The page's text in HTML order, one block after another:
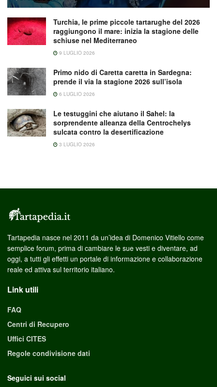
Turchia, le prime piccole tartarughe del 2026
raggiungono il mare: inizia la stagione delle
schiuse nel Mediterraneo
9 LUGLIO 2026
Primo nido di Caretta caretta in Sardegna:
prende il via la stagione 2026 sull’isola
6 LUGLIO 2026
Le testuggini che aiutano il Sahel: la
sorprendente alleanza della Centrochelys
sulcata contro la desertificazione
3 LUGLIO 2026
Tartapedia nasce nel 2011 da un’idea di Domenico Vitiello come
semplice forum, prima di cambiare le sue vesti e diventare, ad
oggi, a tutti gli effetti un portale di informazione e collaborazione
reale ed attiva sul territorio italiano.
Link utili
FAQ
Centri di Recupero
Uffici CITES
Regole condivisione dati
Seguici sui social